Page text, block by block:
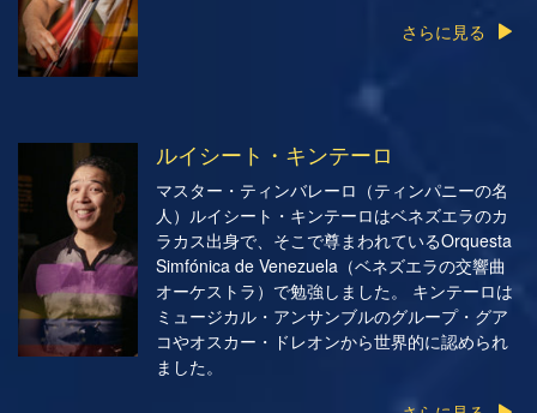
さらに見る
ルイシート・キンテーロ
マスター・ティンバレーロ（ティンパニーの名
人）ルイシート・キンテーロはベネズエラのカ
ラカス出身で、そこで尊まわれているOrquesta
Simfónica de Venezuela（ベネズエラの交響曲
オーケストラ）で勉強しました。 キンテーロは
ミュージカル・アンサンブルのグループ・グア
コやオスカー・ドレオンから世界的に認められ
ました。